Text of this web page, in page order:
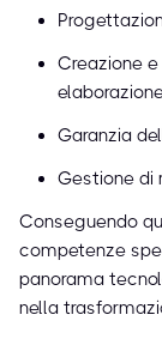
Creazione
Garanzia
Gestione di
Conseguendo
competenze
panorama
nella